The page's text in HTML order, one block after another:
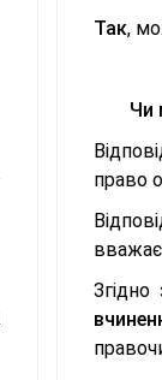
Так,
Чи
право